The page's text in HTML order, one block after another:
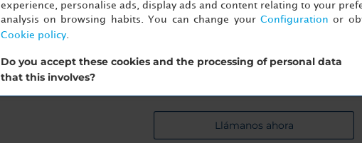
Llámanos
Llámanos ahora
experience, personalise ads, display ads and content relating to your
analysis on browsing habits. You can change your Configuration or
Cookie policy.
Do you accept these cookies and the processing of personal data
that this involves?